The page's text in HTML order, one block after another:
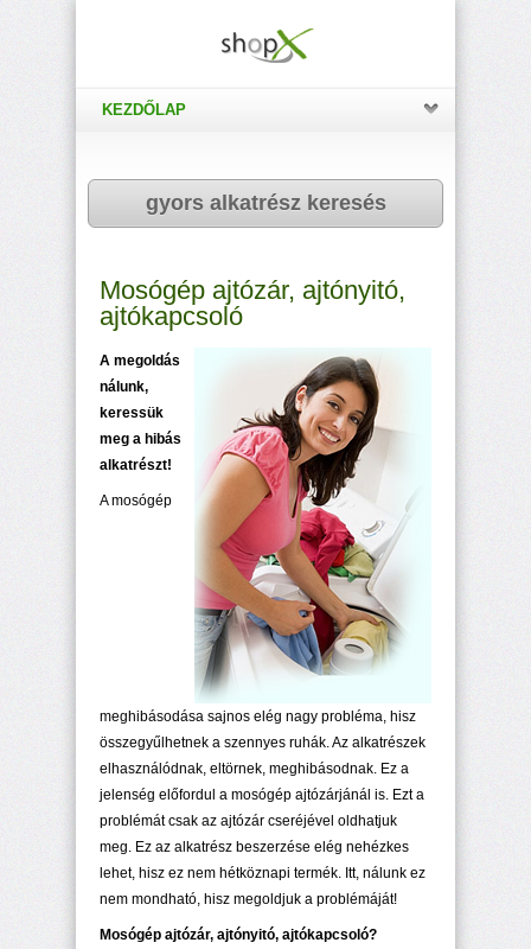
KEZDŐLAP
gyors alkatrész keresés
Mosógép ajtózár, ajtónyitó,
ajtókapcsoló
A megoldás
nálunk,
keressük
meg a hibás
alkatrészt!
A mosógép
meghibásodása sajnos elég nagy probléma, hisz
összegyűlhetnek a szennyes ruhák. Az alkatrészek
elhasználódnak, eltörnek, meghibásodnak. Ez a
jelenség előfordul a mosógép ajtózárjánál is. Ezt a
problémát csak az ajtózár cseréjével oldhatjuk
meg. Ez az alkatrész beszerzése elég nehézkes
lehet, hisz ez nem hétköznapi termék. Itt, nálunk ez
nem mondható, hisz megoldjuk a problémáját!
Mosógép ajtózár, ajtónyitó, ajtókapcsoló?